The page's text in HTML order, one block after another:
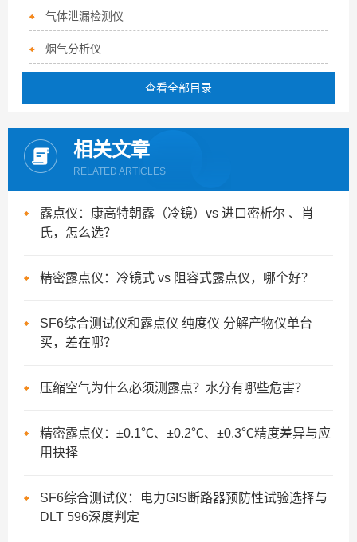
气体泄漏检测仪
烟气分析仪
查看全部目录
相关文章
RELATED ARTICLES
露点仪：康高特朝露（冷镜）vs 进口密析尔 、肖
氏，怎么选？
精密露点仪：冷镜式 vs 阻容式露点仪，哪个好？
SF6综合测试仪和露点仪 纯度仪 分解产物仪单台
买，差在哪？
压缩空气为什么必须测露点？水分有哪些危害？
精密露点仪：±0.1℃、±0.2℃、±0.3℃精度差异与应
用抉择
SF6综合测试仪：电力GIS断路器预防性试验选择与
DLT 596深度判定